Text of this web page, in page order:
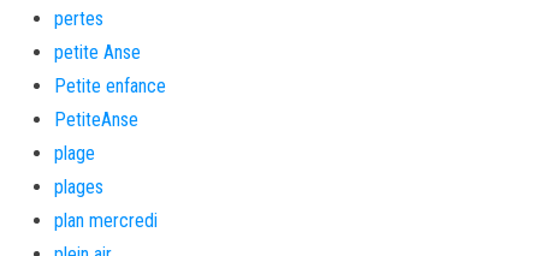
pertes
petite Anse
Petite enfance
PetiteAnse
plage
plages
plan mercredi